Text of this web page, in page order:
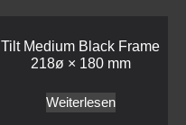
Tilt Medium Black Frame
218ø × 180 mm
Weiterlesen